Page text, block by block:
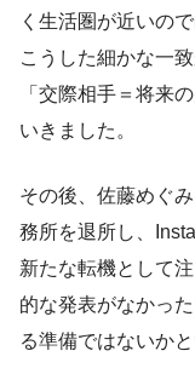
く生活圏が近いの
こうした細かな一
「交際相手＝将来
いきました。
その後、佐藤めぐ
務所を退所し、
新たな転機として
的な発表がなかっ
る準備ではないか